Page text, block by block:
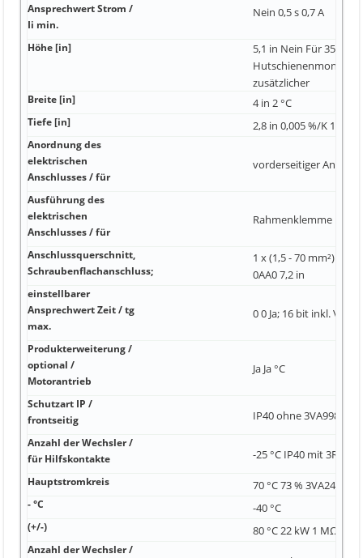
Ansprechwert Strom /
Ii min.
Nein 0,5 s 0,7 A
Höhe [in]
5,1 in Nein Für 35mm
Hutschienenmontage
zusätzlicher
Breite [in] 4 in 2 °C
Tiefe [in] 2,8 in 0,005 %/K 1 000
Anordnung des
elektrischen
Anschlusses / für
vorderseitiger
Ausführung des
elektrischen
Anschlusses / für
Rahmenklemme 139
Anschlussquerschnitt,
Schraubenflachanschluss;
1 x (1,5 - 70 mm²)
0AA0 7,2 in
einstellbarer
Ansprechwert Zeit / tg
max.
0 0 Ja; 16 bit inkl.
Produkterweiterung /
optional /
Motorantrieb
Ja Ja °C
Schutzart IP /
frontseitig
IP40 ohne 3VA9988-
Anzahl der Wechsler /
für Hilfskontakte
-25 °C IP40 mit 3RT2
Hauptstromkreis 70 °C 73 % 3VA2463-
- °C -40 °C
(+/-) 80 °C 22 kW 1 MΩ
Anzahl der Wechsler /